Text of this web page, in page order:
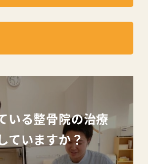
いる整骨院の治療
ていますか？